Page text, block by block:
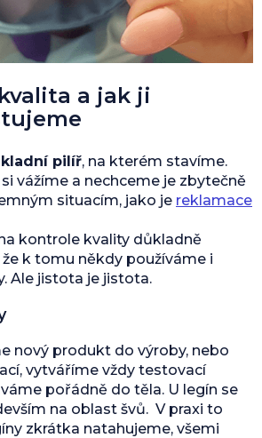
a jak ji
pilíř, na kterém stavíme.
vážíme a nechceme je zbytečně
situacím, jako je reklamace
kontrole kvality důkladně
že k tomu někdy používáme i
Ale jistota je jistota.
nový produkt do výroby, nebo
vytváříme vždy testovací
pořádně do těla. U legín se
na oblast švů. V praxi to
zkrátka natahujeme, všemi